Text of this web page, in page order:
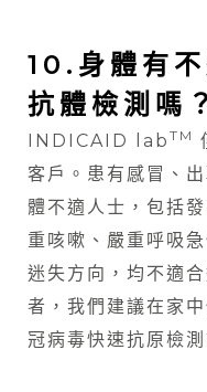
10.身體有
抗體檢測嗎？
INDICAID lab TM
客戶。患有感冒、
體不適人士，包括
重咳嗽、嚴重呼吸
迷失方向，均不適
者，我們建議在家
冠病毒快速抗原檢